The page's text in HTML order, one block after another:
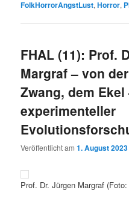
FolkHorrorAngstLust,Horror,
FHAL (11): Prof.
Margraf – von
Zwang, dem Ekel
experimenteller
Veröffentlicht am1. August 2023
Prof. Dr. Jürgen Margraf